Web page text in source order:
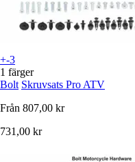
+-3
1 färger
Bolt Skruvsats Pro ATV
Från 807,00 kr
731,00 kr